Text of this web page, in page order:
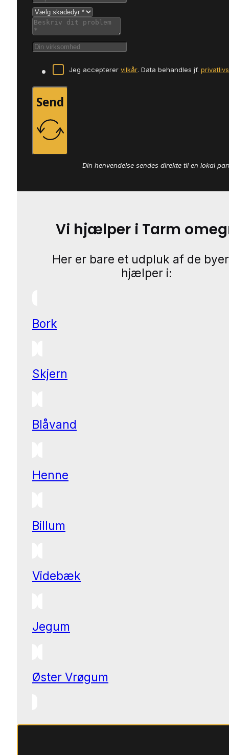
Jeg accepterer vilkår. Data behandles jf.
Send
Din henvendelse sendes direkte til en lokal
Vi hjælper i Tarm
Her er bare et udpluk af de
hjælper i:
Bork
Skjern
Blåvand
Henne
Billum
Videbæk
Jegum
Øster Vrøgum